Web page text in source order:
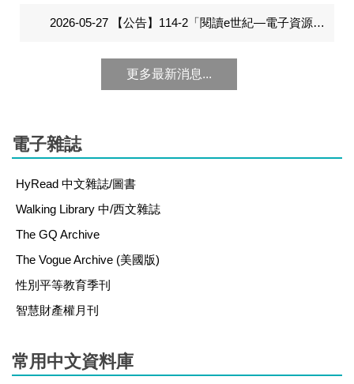
2026-05-27 【公告】114-2「閱讀e世紀—電子資源利用」有奬徵答活動中奬名單
更多最新消息...
電子雜誌
HyRead 中文雜誌/圖書
Walking Library 中/西文雜誌
The GQ Archive
The Vogue Archive (美國版)
性別平等教育季刊
智慧財產權月刊
常用中文資料庫